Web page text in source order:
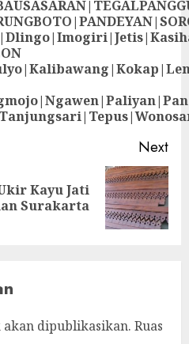
Next
Kayu Jati
Surakarta
dipublikasikan. Ruas